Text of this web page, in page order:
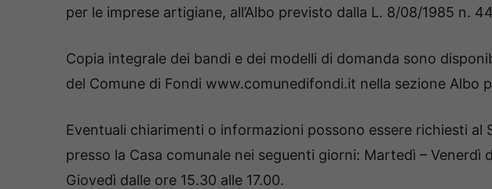
per le imprese artigiane, all’Albo previsto dalla L. 8/08/1985 n.
Copia integrale dei bandi e dei modelli di domanda sono
del Comune di Fondi www.comunedifondi.it nella sezione Albo
Eventuali chiarimenti o informazioni possono essere richiesti
presso la Casa comunale nei seguenti giorni: Martedì – Venerdì
Giovedì dalle ore 15.30 alle 17.00.